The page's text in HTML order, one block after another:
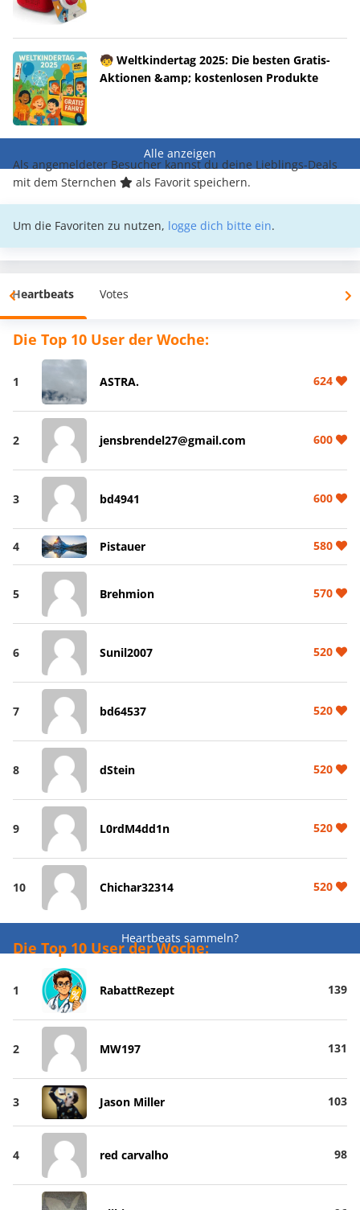
🧒 Weltkindertag 2025: Die besten Gratis-
Aktionen &amp; kostenlosen Produkte
Alle anzeigen
Als angemeldeter Besucher kannst du deine Lieblings-Deals
mit dem Sternchen
als Favorit speichern.
Um die Favoriten zu nutzen, logge dich bitte ein.
Heartbeats Votes
Die Top 10 User der Woche:
1 ASTRA. 624
2 jensbrendel27@gmail.com 600
3 bd4941 600
4 Pistauer 580
5 Brehmion 570
6 Sunil2007 520
7 bd64537 520
8 dStein 520
9 L0rdM4dd1n 520
10 Chichar32314 520
Heartbeats sammeln?
Die Top 10 User der Woche:
1 RabattRezept 139
2 MW197 131
3 Jason Miller 103
4 red carvalho 98